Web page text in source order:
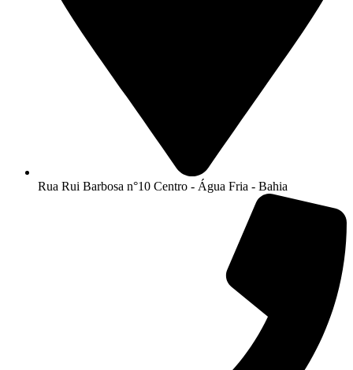
Rua Rui Barbosa n°10 Centro - Água Fria - Bahia